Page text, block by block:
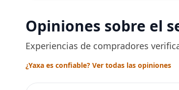
Opiniones sobre el
Experiencias de compradores
¿Yaxa es confiable? Ver todas las opiniones